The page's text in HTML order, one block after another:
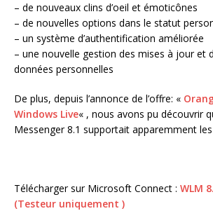
– de nouveaux clins d’oeil et émoticônes
– de nouvelles options dans le statut
– un système d’authentification améliorée
– une nouvelle gestion des mises à jour et
données personnelles
De plus, depuis l’annonce de l’offre: «
Windows Live« , nous avons pu découvrir
Messenger 8.1 supportait apparemment les
Télécharger sur Microsoft Connect : WLM
(Testeur uniquement )